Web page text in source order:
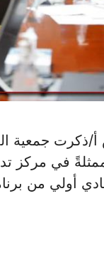
15 يناير/أ ش أ/
في مركز
من برنامج